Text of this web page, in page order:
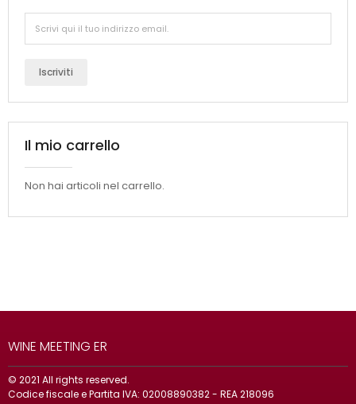
Iscriviti
Il mio carrello
Non hai articoli nel carrello.
WINE MEETING ER
© 2021 All rights reserved.
Codice fiscale e Partita IVA: 02008890382 - REA 218096